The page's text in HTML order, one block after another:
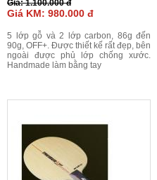
Giá: 1.100.000 đ
Giá KM: 980.000 đ
5 lớp gỗ và 2 lớp carbon, 86g đến
90g, OFF+. Được thiết kế rất đẹp, bên
ngoài được phủ lớp chống xước.
Handmade làm bằng tay